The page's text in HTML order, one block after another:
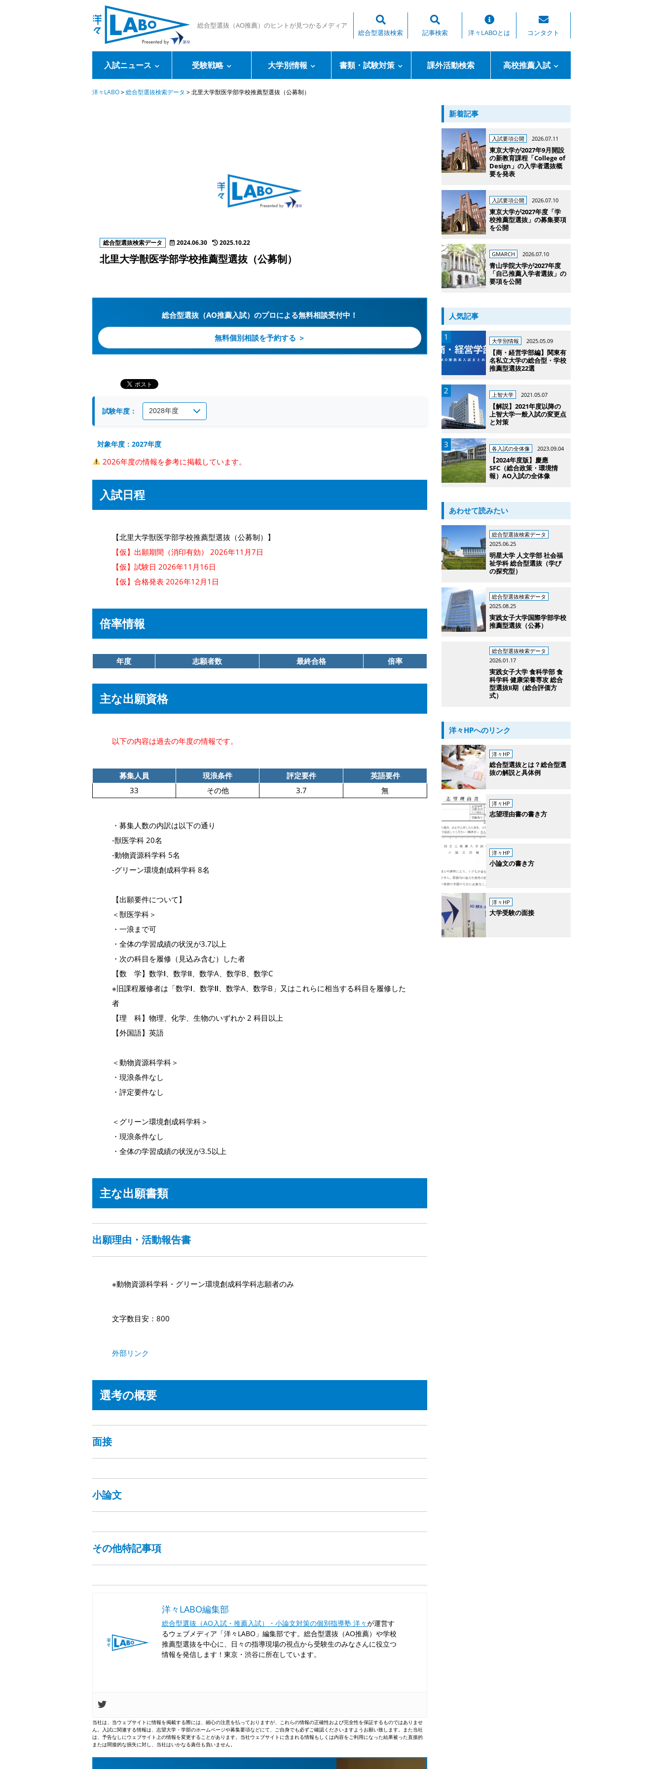
総合型選抜（AO推薦）のヒントが見つかるメディア
総合型選抜検索
記事検索 洋々LABOとは コンタクト
入試ニュース 受験戦略 大学別情報 書類・試験対策 課外活動検索 高校推薦入試
洋々LABO>総合型選抜検索データ >北里大学獣医学部学校推薦型選抜（公募制）
総合型選抜検索データ 2024.06.30 2025.10.22
北里大学獣医学部学校推薦型選抜（公募制）
総合型選抜（AO推薦入試）のプロによる無料相談受付中！
無料個別相談を予約する ＞
試験年度：
対象年度：2027年度
2026年度の情報を参考に掲載しています。
入試日程
【北里大学獣医学部学校推薦型選抜（公募制）】
【仮】出願期間（消印有効） 2026年11月7日
【仮】試験日 2026年11月16日
【仮】合格発表 2026年12月1日
倍率情報
年度 志願者数 最終合格 倍率
主な出願資格
以下の内容は過去の年度の情報です。
募集人員 現浪条件 評定要件
英語要件
33
その他 3.7 無
・募集人数の内訳は以下の通り
-獣医学科 20名
-動物資源科学科 5名
-グリーン環境創成科学科 8名
【出願要件について】
＜獣医学科＞
・一浪まで可
・全体の学習成績の状況が3.7以上
・次の科目を履修（見込み含む）した者
【数 学】数学Ⅰ、数学Ⅱ、数学A、数学B、数学C
※旧課程履修者は「数学Ⅰ、数学Ⅱ、数学A、数学B」又はこれらに相当する科目を履修した
者
【理 科】物理、化学、生物のいずれか 2 科目以上
【外国語】英語
＜動物資源科学科＞
・現浪条件なし
・評定要件なし
＜グリーン環境創成科学科＞
・現浪条件なし
・全体の学習成績の状況が3.5以上
主な出願書類
出願理由・活動報告書
※動物資源科学科・グリーン環境創成科学科志願者のみ
文字数目安：800
外部リンク
選考の概要
面接
小論文
その他特記事項
洋々LABO編集部
総合型選抜（AO入試・推薦入試）・小論文対策の個別指導塾 洋々が運営す
るウェブメディア「洋々LABO」編集部です。総合型選抜（AO推薦）や学校
推薦型選抜を中心に、日々の指導現場の視点から受験生のみなさんに役立つ
情報を発信します！東京・渋谷に所在しています。
当社は、当ウェブサイトに情報を掲載する際には、細心の注意を払っておりますが、これらの情報の正確性および完全性を保証するものではありませ
ん。入試に関連する情報は、志望大学・学部のホームページや募集要項などにて、ご自身でも必ずご確認くださいますようお願い致します。また当社
は、予告なしにウェブサイト上の情報を変更することがあります。当社ウェブサイトに含まれる情報もしくは内容をご利用になった結果被った直接的
または間接的な損失に対し、当社はいかなる責任も負いません。
新着記事
入試要項公開 2026.07.11
東京大学が2027年9月開設
の新教育課程「College of
Design」の入学者選抜概
要を発表
入試要項公開 2026.07.10
東京大学が2027年度「学
校推薦型選抜」の募集要項
を公開
GMARCH 2026.07.10
青山学院大学が2027年度
「自己推薦入学者選抜」の
要項を公開
人気記事
大学別情報 2025.05.09
【商・経営学部編】関東有
名私立大学の総合型・学校
推薦型選抜22選
上智大学 2021.05.07
【解説】2021年度以降の
上智大学一般入試の変更点
と対策
各入試の全体像 2023.09.04
【2024年度版】慶應
SFC（総合政策・環境情
報）AO入試の全体像
あわせて読みたい
総合型選抜検索データ
2025.06.25
明星大学 人文学部 社会福
祉学科 総合型選抜（学び
の探究型）
総合型選抜検索データ
2025.08.25
実践女子大学国際学部学校
推薦型選抜（公募）
総合型選抜検索データ
2026.01.17
実践女子大学 食科学部 食
科学科 健康栄養専攻 総合
型選抜Ⅱ期（総合評価方
式）
洋々HPへのリンク
洋々HP
総合型選抜とは？総合型選
抜の解説と具体例
洋々HP
志望理由書の書き方
洋々HP
小論文の書き方
洋々HP
大学受験の面接